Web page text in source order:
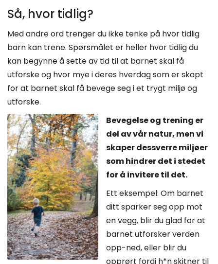
Så, hvor tidlig?
Med andre ord trenger du ikke tenke på hvor tidlig
barn kan trene. Spørsmålet er heller hvor tidlig du
kan begynne å sette av tid til at barnet skal få
utforske og hvor mye i deres hverdag som er skapt
for at barnet skal få bevege seg i et trygt miljø og
utforske.
Bevegelse og trening er
del av vår natur, men vi
skaper dessverre miljøer
som hindrer det i stedet
for å invitere til det.
Ett eksempel: Om barnet
ditt sparker seg opp mot
en vegg, blir du glad for at
barnet utforsker verden
opp-ned, eller blir du
opprørt fordi h*n skitner til